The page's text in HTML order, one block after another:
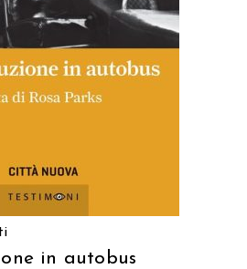
AL CARRELLO
in autobus